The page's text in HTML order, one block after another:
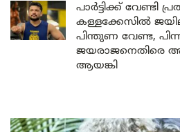
പാർട്ടിക്ക് വേണ്ടി
കള്ളക്കേസിൽ
പിന്തുണ വേണ്ട,
ജയരാജനെതിരെ
ആയങ്കി